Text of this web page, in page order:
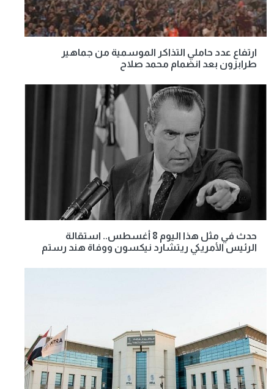
ارتفاع عدد حاملي التذاكر الموسمية من جماهير
طرابزون بعد انضمام محمد صلاح
حدث في مثل هذا اليوم 8 أغسطس.. استقالة
الرئيس الأمريكي ريتشارد نيكسون ووفاة هند رستم